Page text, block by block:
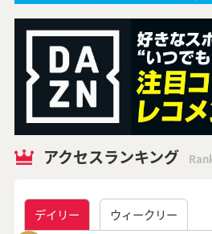
アクセスランキング
デイリー ウィークリー